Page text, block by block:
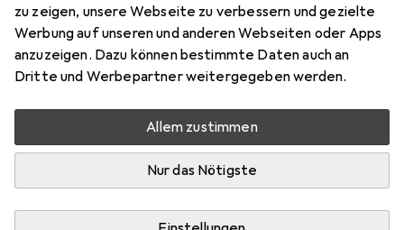
zu zeigen, unsere Webseite zu verbessern und gezielte
Werbung auf unseren und anderen Webseiten oder Apps
anzuzeigen. Dazu können bestimmte Daten auch an
Dritte und Werbepartner weitergegeben werden.
Allem zustimmen
Nur das Nötigste
Bewertungen
Di, 11.8. geliefert
8 Stück an Lager beim Lieferanten
Lieferort angeben für genaue Lieferzeit